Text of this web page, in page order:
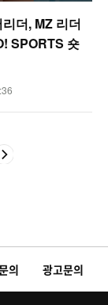
더, MZ 리더
SPORTS 숏
의 광고문의